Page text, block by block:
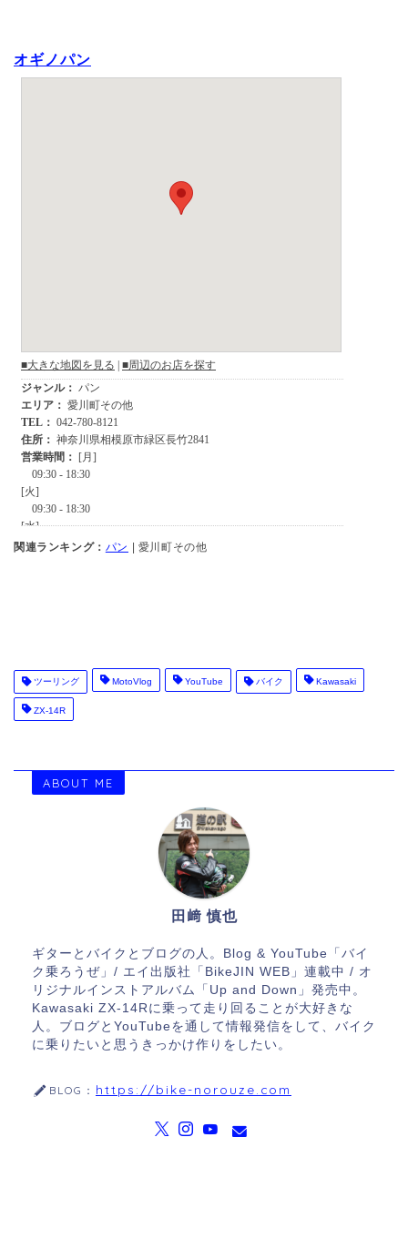
オギノパン
関連ランキング： パン | 愛川町その他
ツーリング MotoVlog YouTube バイク Kawasaki
ZX-14R
ABOUT ME
田﨑 慎也
ギターとバイクとブログの人。Blog & YouTube「バイ
ク乗ろうぜ」/ エイ出版社「BikeJIN WEB」連載中 / オ
リジナルインストアルバム「Up and Down」発売中。
Kawasaki ZX-14Rに乗って走り回ることが大好きな
人。ブログとYouTubeを通して情報発信をして、バイク
に乗りたいと思うきっかけ作りをしたい。
BLOG： https://bike-norouze.com